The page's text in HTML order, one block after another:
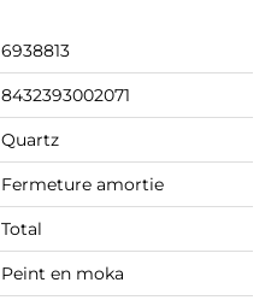
6938813
8432393002071
Quartz
Fermeture amortie
Total
Peint en moka